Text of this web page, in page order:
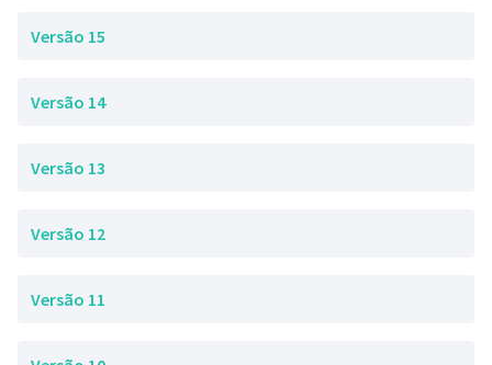
Versão 15
Versão 14
Versão 13
Versão 12
Versão 11